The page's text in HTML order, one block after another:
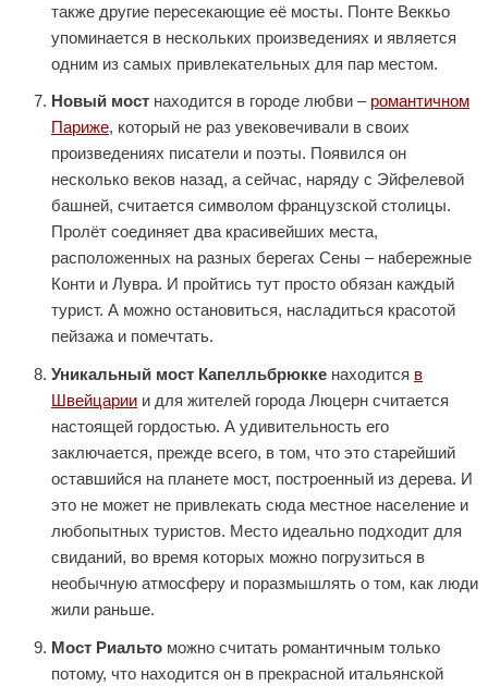
также другие пересекающие её мосты. Понте Веккьо
упоминается в нескольких произведениях и является
одним из самых привлекательных для пар местом.
Новый мост находится в городе любви – романтичном
Париже, который не раз увековечивали в своих
произведениях писатели и поэты. Появился он
несколько веков назад, а сейчас, наряду с Эйфелевой
башней, считается символом французской столицы.
Пролёт соединяет два красивейших места,
расположенных на разных берегах Сены – набережные
Конти и Лувра. И пройтись тут просто обязан каждый
турист. А можно остановиться, насладиться красотой
пейзажа и помечтать.
Уникальный мост Капелльбрюкке находится в
Швейцарии и для жителей города Люцерн считается
настоящей гордостью. А удивительность его
заключается, прежде всего, в том, что это старейший
оставшийся на планете мост, построенный из дерева. И
это не может не привлекать сюда местное население и
любопытных туристов. Место идеально подходит для
свиданий, во время которых можно погрузиться в
необычную атмосферу и поразмышлять о том, как люди
жили раньше.
Мост Риальто можно считать романтичным только
потому, что находится он в прекрасной итальянской